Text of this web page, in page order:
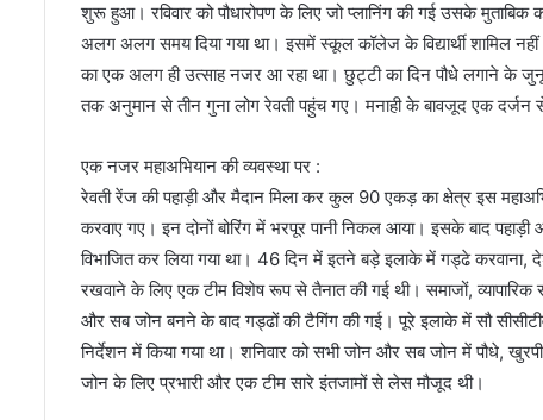
शुरू हुआ। रविवार को पौधारोपण के लिए जो प्लानिंग की गई उसके मुताबिक
अलग अलग समय दिया गया था। इसमें स्कूल कॉलेज के विद्यार्थी शामिल
का एक अलग ही उत्साह नजर आ रहा था। छुट्टी का दिन पौधे लगाने के
तक अनुमान से तीन गुना लोग रेवती पहुंच गए। मनाही के बावजूद एक
एक नजर महाअभियान की व्यवस्था पर :
रेवती रेंज की पहाड़ी और मैदान मिला कर कुल 90 एकड़ का क्षेत्र इस
करवाए गए। इन दोनों बोरिंग में भरपूर पानी निकल आया। इसके बाद
विभाजित कर लिया गया था। 46 दिन में इतने बड़े इलाके में गड्ढे
रखवाने के लिए एक टीम विशेष रूप से तैनात की गई थी। समाजों,
और सब जोन बनने के बाद गड्ढों की टैगिंग की गई। पूरे इलाके में सौ
निर्देशन में किया गया था। शनिवार को सभी जोन और सब जोन में पौधे,
जोन के लिए प्रभारी और एक टीम सारे इंतजामों से लेस मौजूद थी।